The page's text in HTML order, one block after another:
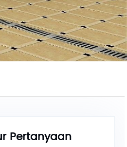
Pertanyaan